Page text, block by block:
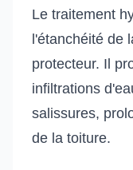
Le traitement
l'étanchéité de
protecteur. Il
infiltrations
salissures,
de la toiture.